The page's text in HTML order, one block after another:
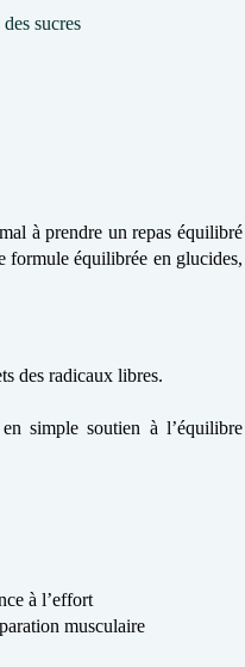
sucres
à prendre un repas équilibré
formule équilibrée en glucides,
des radicaux libres.
simple soutien à l’équilibre
à l’effort
musculaire